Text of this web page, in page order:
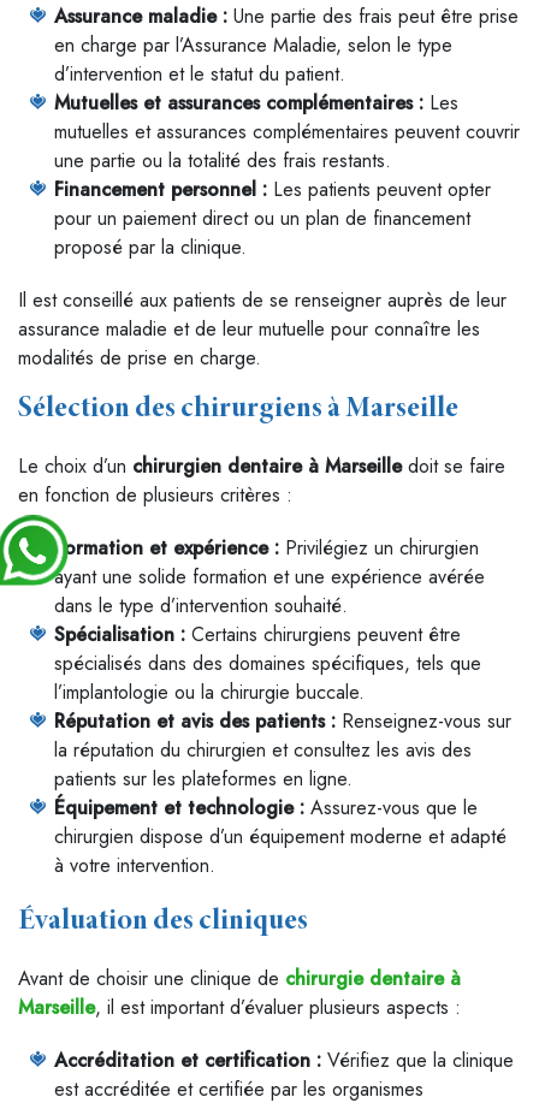
Assurance maladie : Une partie des frais peut être prise
en charge par l’Assurance Maladie, selon le type
d’intervention et le statut du patient.
Mutuelles et assurances complémentaires : Les
mutuelles et assurances complémentaires peuvent couvrir
une partie ou la totalité des frais restants.
Financement personnel : Les patients peuvent opter
pour un paiement direct ou un plan de financement
proposé par la clinique.
Il est conseillé aux patients de se renseigner auprès de leur
assurance maladie et de leur mutuelle pour connaître les
modalités de prise en charge.
Sélection des chirurgiens à Marseille
Le choix d’un chirurgien dentaire à Marseilledoit se faire
en fonction de plusieurs critères :
Formation et expérience : Privilégiez un chirurgien
ayant une solide formation et une expérience avérée
dans le type d’intervention souhaité.
Spécialisation : Certains chirurgiens peuvent être
spécialisés dans des domaines spécifiques, tels que
l’implantologie ou la chirurgie buccale.
Réputation et avis des patients : Renseignez-vous sur
la réputation du chirurgien et consultez les avis des
patients sur les plateformes en ligne.
Équipement et technologie : Assurez-vous que le
chirurgien dispose d’un équipement moderne et adapté
à votre intervention.
Évaluation des cliniques
Avant de choisir une clinique de chirurgie dentaire à
Marseille, il est important d’évaluer plusieurs aspects :
Accréditation et certification : Vérifiez que la clinique
est accréditée et certifiée par les organismes